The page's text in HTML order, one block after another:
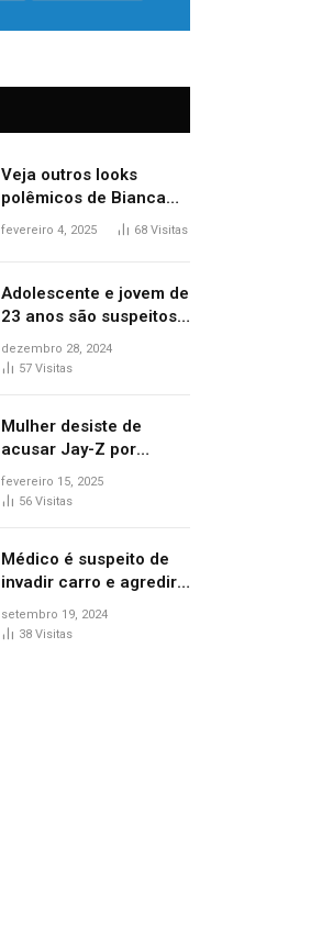
Veja outros looks
polêmicos de Bianca
Censori, esposa de
Grammy 2025
fevereiro 4, 2025 68 Visitas
Adolescente e jovem de
23 anos são suspeitos
de vender drogas
próximo de delegacia e
dezembro 28, 2024
57 Visitas
Mulher desiste de
acusar Jay-Z por
estupro, diz revista
fevereiro 15, 2025
56 Visitas
Médico é suspeito de
invadir carro e agredir
delegado aposentado
durante confusão no
setembro 19, 2024
38 Visitas